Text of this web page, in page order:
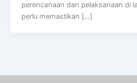
perencanaan dan pelaksanaan di
perlu memastikan […]